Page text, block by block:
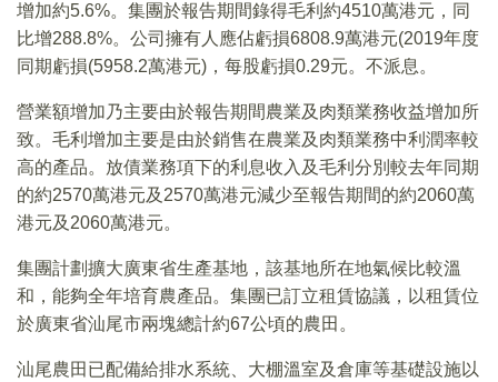
增加約5.6%。集團於報告期間錄得毛利約4510萬港元，同
比增288.8%。公司擁有人應佔虧損6808.9萬港元(2019年度
同期虧損(5958.2萬港元)，每股虧損0.29元。不派息。
營業額增加乃主要由於報告期間農業及肉類業務收益增加所
致。毛利增加主要是由於銷售在農業及肉類業務中利潤率較
高的產品。放債業務項下的利息收入及毛利分別較去年同期
的約2570萬港元及2570萬港元減少至報告期間的約2060萬
港元及2060萬港元。
集團計劃擴大廣東省生產基地，該基地所在地氣候比較溫
和，能夠全年培育農產品。集團已訂立租賃協議，以租賃位
於廣東省汕尾市兩塊總計約67公頃的農田。
汕尾農田已配備給排水系統、大棚溫室及倉庫等基礎設施以